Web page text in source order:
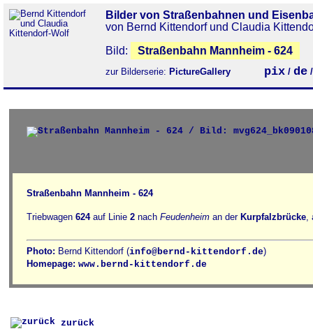
Bilder von Straßenbahnen und
von Bernd Kittendorf und Claudia
Bild:
Straßenbahn Mannheim - 624
zur Bilderserie: PictureGallery pix / de
Straßenbahn Mannheim - 624
Triebwagen 624auf Linie 2 nach Feudenheim an der Kurpfalzbrücke,
Photo: Bernd Kittendorf (info@bernd-kittendorf.de)
Homepage: www.bernd-kittendorf.de
zurück